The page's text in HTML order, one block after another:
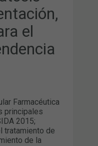
el
Farmacéutica
principales
2015;
tratamiento de
de la